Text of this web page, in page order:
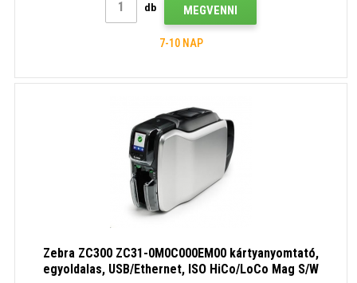
db MEGVENNI
7-10 NAP
Zebra ZC300 ZC31-0M0C000EM00 kártyanyomtató,
egyoldalas, USB/Ethernet, ISO HiCo/LoCo Mag S/W